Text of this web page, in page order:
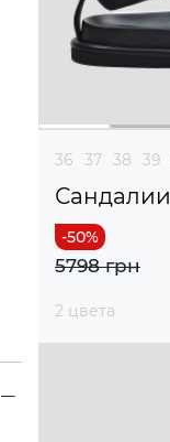
36 37 38 39
Сандалии
5798 грн
2 цвета